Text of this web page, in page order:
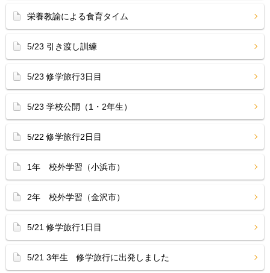
栄養教諭による食育タイム
5/23 引き渡し訓練
5/23 修学旅行3日目
5/23 学校公開（1・2年生）
5/22 修学旅行2日目
1年 校外学習（小浜市）
2年 校外学習（金沢市）
5/21 修学旅行1日目
5/21 3年生 修学旅行に出発しました